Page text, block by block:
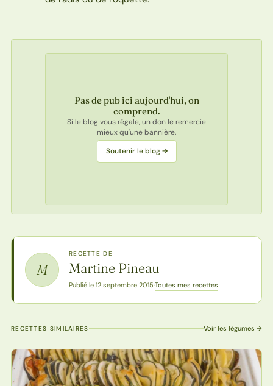
Pas de pub ici aujourd'hui, on
comprend.
Si le blog vous régale, un don le remercie
mieux qu'une bannière.
Soutenir le blog →
M
RECETTE DE
Martine Pineau
Publié le 12 septembre 2015·Toutes mes recettes
RECETTES SIMILAIRES Voir les légumes →